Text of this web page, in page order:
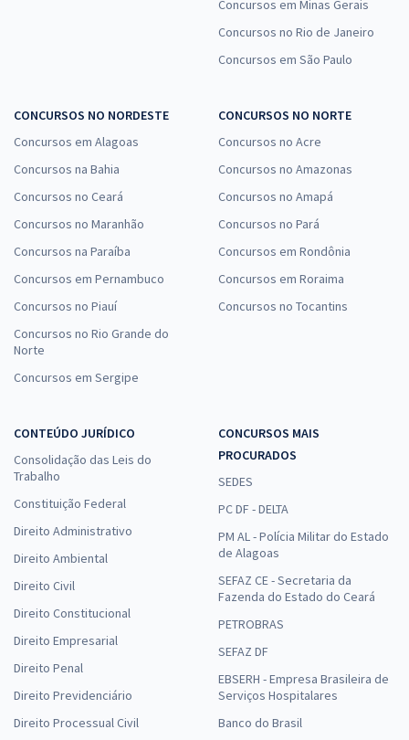
Concursos em Minas Gerais
Concursos no Rio de Janeiro
Concursos em São Paulo
CONCURSOS NO NORDESTE
Concursos em Alagoas
Concursos na Bahia
Concursos no Ceará
Concursos no Maranhão
Concursos na Paraíba
Concursos em Pernambuco
Concursos no Piauí
Concursos no Rio Grande do
Norte
Concursos em Sergipe
CONCURSOS NO NORTE
Concursos no Acre
Concursos no Amazonas
Concursos no Amapá
Concursos no Pará
Concursos em Rondônia
Concursos em Roraima
Concursos no Tocantins
CONTEÚDO JURÍDICO
Consolidação das Leis do
Trabalho
Constituição Federal
Direito Administrativo
Direito Ambiental
Direito Civil
Direito Constitucional
Direito Empresarial
Direito Penal
Direito Previdenciário
Direito Processual Civil
CONCURSOS MAIS
PROCURADOS
SEDES
PC DF - DELTA
PM AL - Polícia Militar do Estado
de Alagoas
SEFAZ CE - Secretaria da
Fazenda do Estado do Ceará
PETROBRAS
SEFAZ DF
EBSERH - Empresa Brasileira de
Serviços Hospitalares
Banco do Brasil